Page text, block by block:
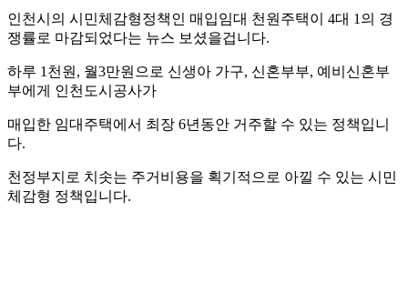
인천시의 시민체감형정책인 매입임대 천원주택이 4대 1의 경
쟁률로 마감되었다는 뉴스 보셨을겁니다.
하루 1천원, 월3만원으로 신생아 가구, 신혼부부, 예비신혼부
부에게 인천도시공사가
매입한 임대주택에서 최장 6년동안 거주할 수 있는 정책입니
다.
천정부지로 치솟는 주거비용을 획기적으로 아낄 수 있는 시민
체감형 정책입니다.